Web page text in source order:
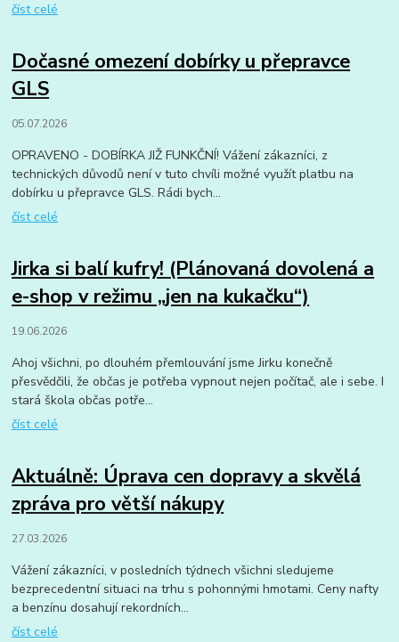
číst celé
Dočasné omezení dobírky u přepravce
GLS
05.07.2026
OPRAVENO - DOBÍRKA JIŽ FUNKČNÍ! Vážení zákazníci, z
technických důvodů není v tuto chvíli možné využít platbu na
dobírku u přepravce GLS. Rádi bych...
číst celé
Jirka si balí kufry! (Plánovaná dovolená a
e-shop v režimu „jen na kukačku“)
19.06.2026
Ahoj všichni, po dlouhém přemlouvání jsme Jirku konečně
přesvědčili, že občas je potřeba vypnout nejen počítač, ale i sebe. I
stará škola občas potře...
číst celé
Aktuálně: Úprava cen dopravy a skvělá
zpráva pro větší nákupy
27.03.2026
Vážení zákazníci, v posledních týdnech všichni sledujeme
bezprecedentní situaci na trhu s pohonnými hmotami. Ceny nafty
a benzínu dosahují rekordních...
číst celé